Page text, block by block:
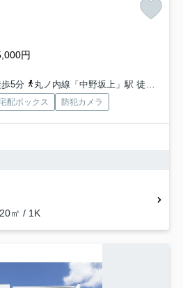
円
5分
丸ノ内線「中野坂上」駅 徒歩10分
配ボックス 防犯カメラ
㎡ / 1K